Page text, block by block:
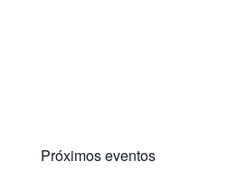
Próximos eventos